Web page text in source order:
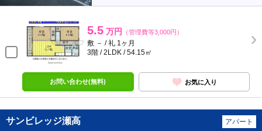
5.5 万円 （管理費等3,000円）
敷 － / 礼 1ヶ月
3階 / 2LDK / 54.15㎡
お問い合わせ(無料) お気に入り
サンビレッジ瀬高 アパート